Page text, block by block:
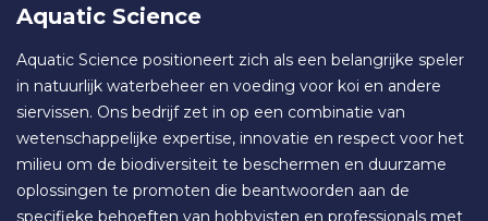
Aquatic Science
Aquatic Science positioneert zich als een belangrijke speler
in natuurlijk waterbeheer en voeding voor koi en andere
siervissen. Ons bedrijf zet in op een combinatie van
wetenschappelijke expertise, innovatie en respect voor het
milieu om de biodiversiteit te beschermen en duurzame
oplossingen te promoten die beantwoorden aan de